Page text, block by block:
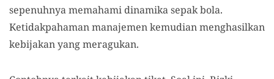
sepenuhnya memahami dinamika sepak bola.
Ketidakpahaman manajemen kemudian menghasilkan
kebijakan yang meragukan.